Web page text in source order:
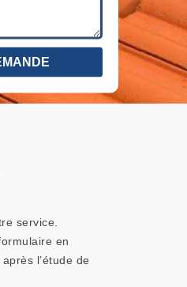
service.
en
l’étude de